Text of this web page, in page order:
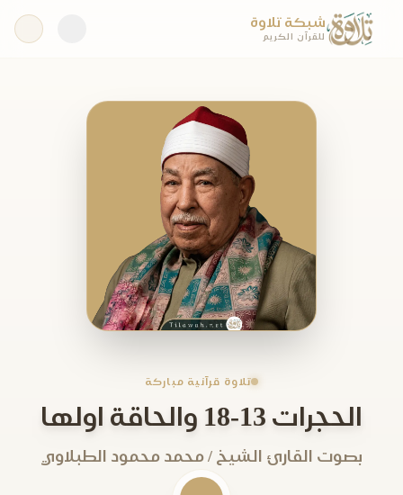
شبكة تلاوة
للقرآن الكريم
تلاوة قرآنية مباركة
الحجرات 13-18 والحاقة اولها
بصوت القارئ الشيخ / محمد محمود الطبلاوي